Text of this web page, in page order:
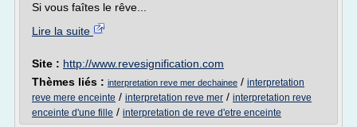
Si vous faîtes le rêve...
Lire la suite
Site : http://www.revesignification.com
Thèmes liés : interpretation reve mer dechainee / interpretation
reve mere enceinte / interpretation reve mer / interpretation reve
enceinte d'une fille / interpretation de reve d'etre enceinte